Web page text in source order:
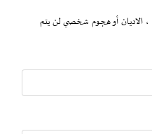
، الاديان أو هجوم شخصي لن يتم